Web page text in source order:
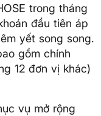
trong tháng
đầu tiên áp
yết song song.
gồm chính
12 đơn vị khác)
vụ mở rộng